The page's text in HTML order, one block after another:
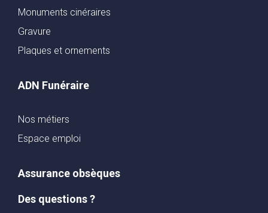
Monuments cinéraires
Gravure
Plaques et ornements
ADN Funéraire
Nos métiers
Espace emploi
Assurance obsèques
Des questions ?